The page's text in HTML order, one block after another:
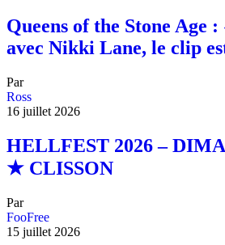
Queens of the Stone Age
avec Nikki Lane, le clip
Par
Ross
16 juillet 2026
HELLFEST 2026 –
★ CLISSON
Par
FooFree
15 juillet 2026